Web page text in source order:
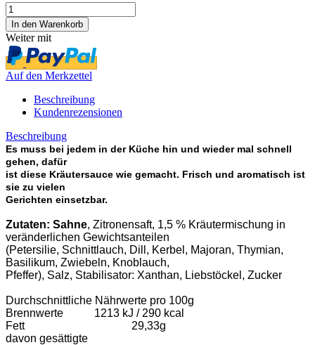
Weiter mit
Auf den Merkzettel
Beschreibung
Kundenrezensionen
Beschreibung
Es muss bei jedem in der Küche hin und wieder mal schnell
gehen, dafür
ist diese Kräutersauce wie gemacht. Frisch und aromatisch ist
sie zu vielen
Gerichten einsetzbar.
Zutaten: Sahne, Zitronensaft, 1,5 % Kräutermischung in
veränderlichen Gewichtsanteilen
(Petersilie, Schnittlauch, Dill, Kerbel, Majoran, Thymian,
Basilikum, Zwiebeln, Knoblauch,
Pfeffer), Salz, Stabilisator: Xanthan, Liebstöckel, Zucker
Durchschnittliche Nährwerte pro 100g
Brennwerte 1213 kJ / 290 kcal
Fett 29,33g
davon gesättigte